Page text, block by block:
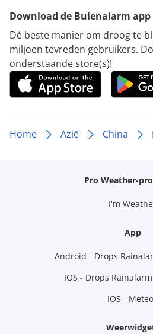
Download de Buienalarm app
Dé beste manier om droog te
miljoen tevreden gebruikers.
onderstaande store(s)!
Home Azië China
Pro Weather-
I'm
App
Android - Drops
IOS - Drops
IOS -